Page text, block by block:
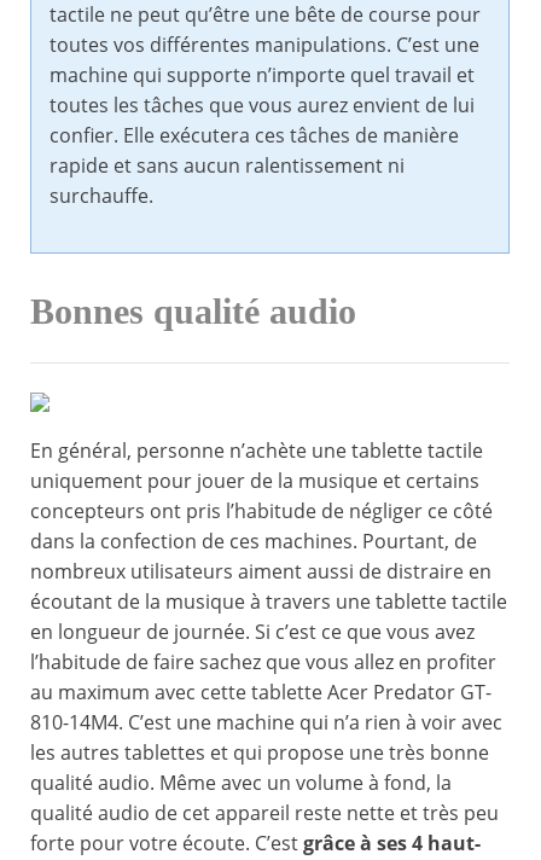
tactile ne peut qu’être une bête de course pour
toutes vos différentes manipulations. C’est une
machine qui supporte n’importe quel travail et
toutes les tâches que vous aurez envient de lui
confier. Elle exécutera ces tâches de manière
rapide et sans aucun ralentissement ni
surchauffe.
Bonnes qualité audio
En général, personne n’achète une tablette tactile
uniquement pour jouer de la musique et certains
concepteurs ont pris l’habitude de négliger ce côté
dans la confection de ces machines. Pourtant, de
nombreux utilisateurs aiment aussi de distraire en
écoutant de la musique à travers une tablette tactile
en longueur de journée. Si c’est ce que vous avez
l’habitude de faire sachez que vous allez en profiter
au maximum avec cette tablette Acer Predator GT-
810-14M4. C’est une machine qui n’a rien à voir avec
les autres tablettes et qui propose une très bonne
qualité audio. Même avec un volume à fond, la
qualité audio de cet appareil reste nette et très peu
forte pour votre écoute. C’estgrâce à ses 4 haut-